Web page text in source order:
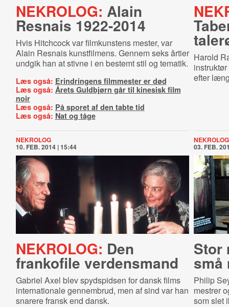
NEKROLOG: Alain
Resnais 1922-2014
Hvis Hitchcock var filmkunstens mester, var
Alain Resnais kunstfilmens. Gennem seks årtier
undgik han at stivne i en bestemt stil og tematik.
Læs også: Erindringens filmmester er død
Læs også: Årets Guldbjørn går til kinesisk film
noir
Læs også: På sporet af den tabte tid
Læs også: Nat og tåge
Harold
efter
NEKROLOG
10. FEB. 2014 | 15:44
NEKROLOG: Den
frankofile verdensmand
Gabriel Axel blev spydspidsen for dansk films
internationale gennembrud, men af sind var han
snarere fransk end dansk.
NEKROLOG
03. FEB.
Stor
små
Philip
mestrer
som slet